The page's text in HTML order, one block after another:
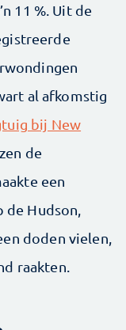
11 %. Uit de
al afkomstig
bij New
de
een
Hudson,
doden vielen,
raakten.